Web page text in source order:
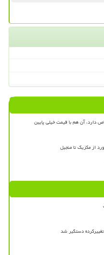
از مکزیک تا منجیل